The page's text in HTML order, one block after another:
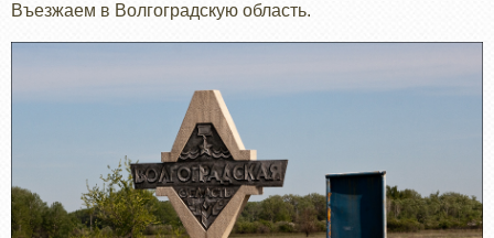
Въезжаем в Волгоградскую область.